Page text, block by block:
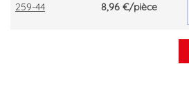
259-44 8,96 €/pièce